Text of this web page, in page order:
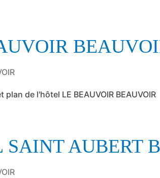
de l'hôtel LE BEAUVOIR BEAUVOIR
SAINT AUBERT